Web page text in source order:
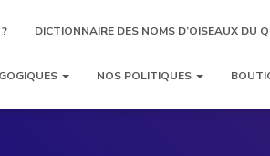
DICTIONNAIRE DES NOMS D’OISEAUX DU
NOS POLITIQUES